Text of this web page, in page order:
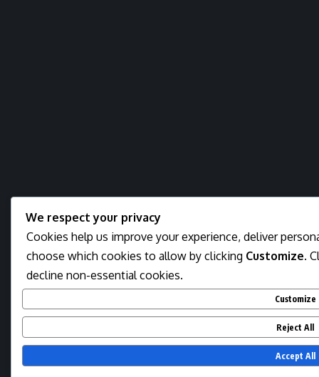
We respect your privacy
Cookies help us improve your experience, deliver
choose which cookies to allow by clicking Customize.
decline non-essential cookies.
Customize
Reject All
Accept All